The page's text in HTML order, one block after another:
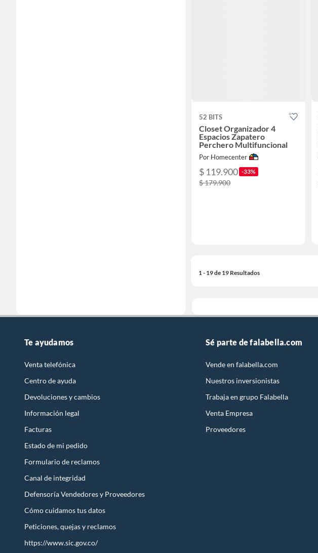
52 BITS
Closet Organizador 4
Espacios Zapatero
Perchero Multifuncional
Por Homecenter
$ 119.900 -33%
$ 179.900
1 - 19 de 19 Resultados
Te ayudamos
Venta telefónica
Centro de ayuda
Devoluciones y cambios
Información legal
Facturas
Estado de mi pedido
Formulario de reclamos
Canal de integridad
Defensoría Vendedores y Proveedores
Cómo cuidamos tus datos
Peticiones, quejas y reclamos
https://www.sic.gov.co/
Sé parte de falabella.com
Vende en falabella.com
Nuestros inversionistas
Trabaja en grupo Falabella
Venta Empresa
Proveedores